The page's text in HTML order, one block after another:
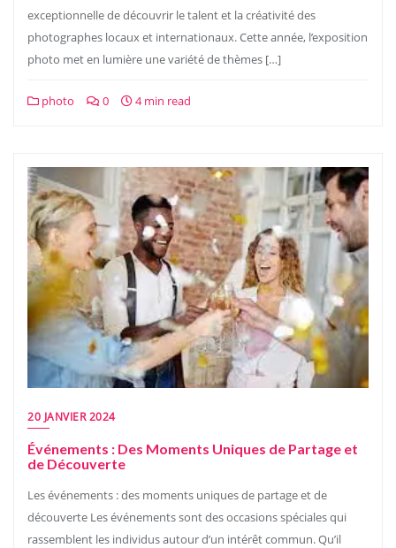
exceptionnelle de découvrir le talent et la créativité des
photographes locaux et internationaux. Cette année, l’exposition
photo met en lumière une variété de thèmes […]
photo 0 4 min read
20 JANVIER 2024
Événements : Des Moments Uniques de Partage et
de Découverte
Les événements : des moments uniques de partage et de
découverte Les événements sont des occasions spéciales qui
rassemblent les individus autour d’un intérêt commun. Qu’il